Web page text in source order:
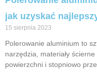
jak uzyskać
15 sierpnia 2023
Polerowanie aluminium to
narzędzia, materiały
powierzchni i stopniowo